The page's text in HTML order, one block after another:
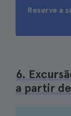
Reserve a
6.
a partir